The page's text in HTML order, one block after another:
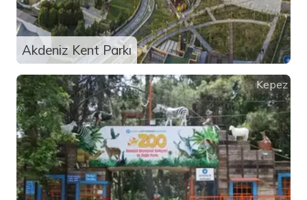
Akdeniz Kent Parkı
Kepez